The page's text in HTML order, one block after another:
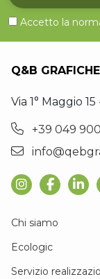
Accetto la
Q&B
Via 1° Maggio
+39 049
Chi siamo
Ecologic
Servizio